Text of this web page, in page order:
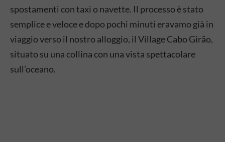
spostamenti con taxi o navette. Il processo è stato
semplice e veloce e dopo pochi minuti eravamo già in
viaggio verso il nostro alloggio, il Village Cabo Girão,
situato su una collina con una vista spettacolare
sull’oceano.